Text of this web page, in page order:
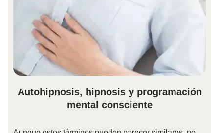
Autohipnosis, hipnosis y programación
mental consciente